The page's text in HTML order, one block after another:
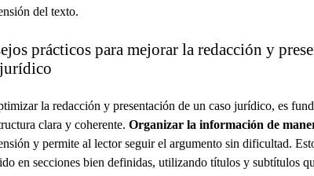
del texto.
prácticos para mejorar la redacción y
la redacción y presentación de un caso jurídico, es
clara y coherente. Organizar la información de
y permite al lector seguir el argumento sin dificultad.
en secciones bien definidas, utilizando títulos y subtítulos